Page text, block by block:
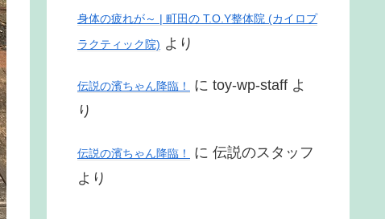
身体の疲れが～ | 町田の T.O.Y整体院 (カイロプ
ラクティック院) より
伝説の濱ちゃん降臨！ に toy-wp-staff よ
り
伝説の濱ちゃん降臨！ に 伝説のスタッフ
より